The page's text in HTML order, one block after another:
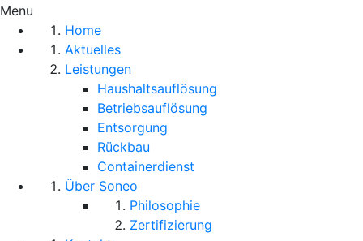
Menu
Home
Aktuelles
Leistungen
Haushaltsauflösung
Betriebsauflösung
Entsorgung
Rückbau
Containerdienst
Über Soneo
Philosophie
Zertifizierung